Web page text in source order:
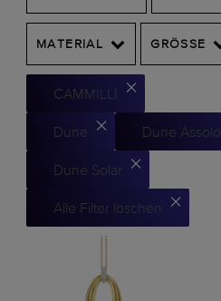
MATERIAL GRÖSSE
CAMMILLI
Dune Dune Assolo
Dune Solar
Alle Filter löschen